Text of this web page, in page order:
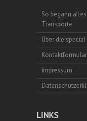
So begann
Transporte
Über die
Kontaktformular
Impressum
LINKS